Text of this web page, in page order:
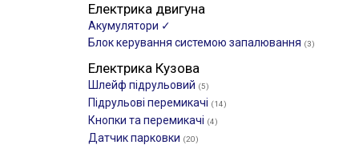
Електрика двигуна
Акумулятори ✓
Блок керування системою запалювання (3)
Електрика Кузова
Шлейф підрульовий (5)
Підрульові перемикачі (14)
Кнопки та перемикачі (4)
Датчик парковки (20)